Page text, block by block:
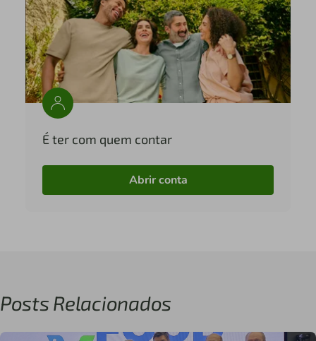
É ter com quem contar
Abrir conta
Posts Relacionados